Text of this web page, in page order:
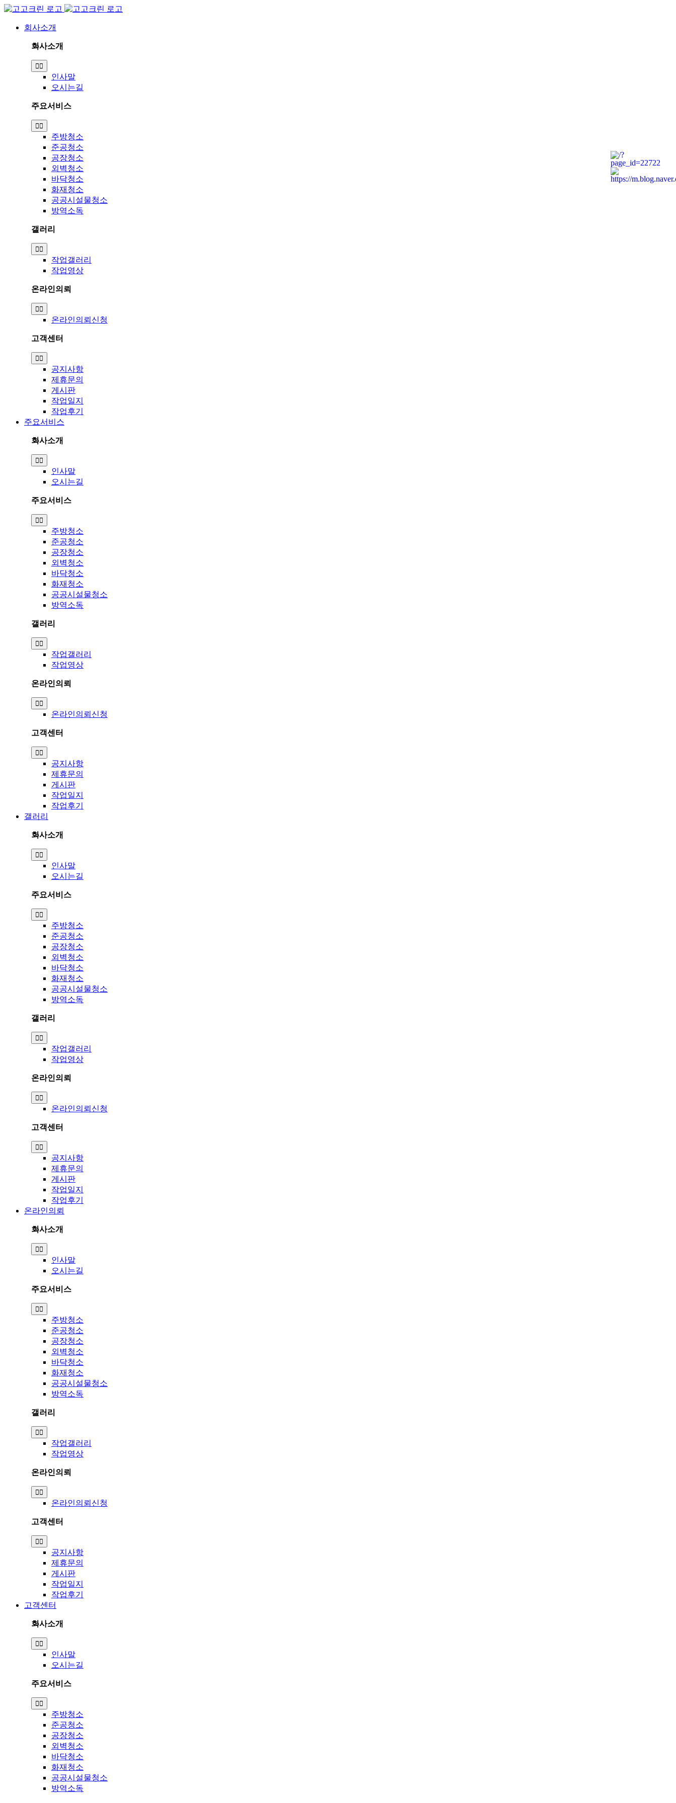
Skip
content회사소개
회사소개
Toggle
Navigation
인사말
오시는길
주요서비스
Toggle
Navigation
주방청소
준공청소
공장청소
외벽청소
바닥청소
화재청소
공공시설물청소
방역소독
갤러리
Toggle
Navigation
작업갤러리
작업영상
온라인의뢰
Toggle
Navigation
온라인의뢰신청
고객센터
Toggle
Navigation
공지사항
제휴문의
게시판
작업일지
작업후기
주요서비스
회사소개
Toggle
Navigation
인사말
오시는길
주요서비스
Toggle
Navigation
주방청소
준공청소
공장청소
외벽청소
바닥청소
화재청소
공공시설물청소
방역소독
갤러리
Toggle
Navigation
작업갤러리
작업영상
온라인의뢰
Toggle
Navigation
온라인의뢰신청
고객센터
Toggle
Navigation
공지사항
제휴문의
게시판
작업일지
작업후기
갤러리
회사소개
Toggle
Navigation
인사말
오시는길
주요서비스
Toggle
Navigation
주방청소
준공청소
공장청소
외벽청소
바닥청소
화재청소
공공시설물청소
방역소독
갤러리
Toggle
Navigation
작업갤러리
작업영상
온라인의뢰
Toggle
Navigation
온라인의뢰신청
고객센터
Toggle
Navigation
공지사항
제휴문의
게시판
작업일지
작업후기
온라인의뢰
회사소개
Toggle
Navigation
인사말
오시는길
주요서비스
Toggle
Navigation
주방청소
준공청소
공장청소
외벽청소
바닥청소
화재청소
공공시설물청소
방역소독
갤러리
Toggle
Navigation
작업갤러리
작업영상
온라인의뢰
Toggle
Navigation
온라인의뢰신청
고객센터
Toggle
Navigation
공지사항
제휴문의
게시판
작업일지
작업후기
고객센터
회사소개
Toggle
Navigation
인사말
오시는길
주요서비스
Toggle
Navigation
주방청소
준공청소
공장청소
외벽청소
바닥청소
화재청소
공공시설물청소
방역소독